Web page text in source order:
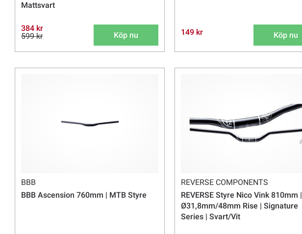
Mattsvart
384 kr
599 kr
Köp nu 149 kr Köp nu
BBB
BBB Ascension 760mm | MTB Styre
REVERSE COMPONENTS
REVERSE Styre Nico Vink 810mm |
Ø31,8mm/48mm Rise | Signature
Series | Svart/Vit